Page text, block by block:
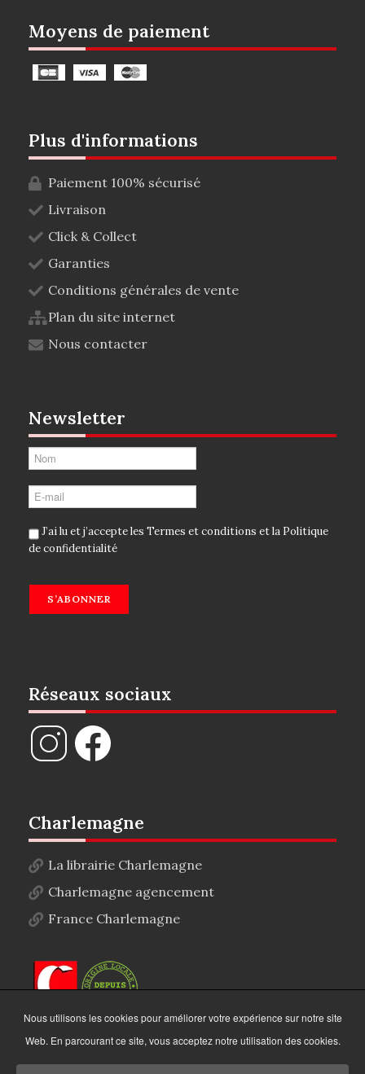
Moyens de paiement
Plus d'informations
Paiement 100% sécurisé
Livraison
Click & Collect
Garanties
Conditions générales de vente
Plan du site internet
Nous contacter
Newsletter
J’ai lu et j’accepte les Termes et conditions et la Politique
de confidentialité
S’ABONNER
Réseaux sociaux
Charlemagne
La librairie Charlemagne
Charlemagne agencement
France Charlemagne
Nous utilisons les cookies pour améliorer votre expérience sur notre site
Web. En parcourant ce site, vous acceptez notre utilisation des cookies.